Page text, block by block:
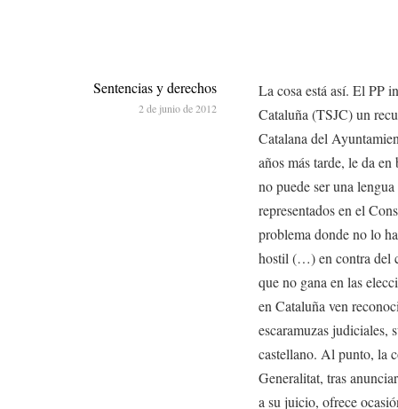
La cosa está así. El PP
Cataluña (TSJC) un
Catalana del
años más tarde, le da
no puede ser una
representados en el
problema donde no lo
hostil (…) en contra del
que no gana en las
en Cataluña ven
escaramuzas judiciales,
castellano. Al punto, la
Generalitat, tras
a su juicio, ofrece
Sentencias y derechos
2 de junio de 2012